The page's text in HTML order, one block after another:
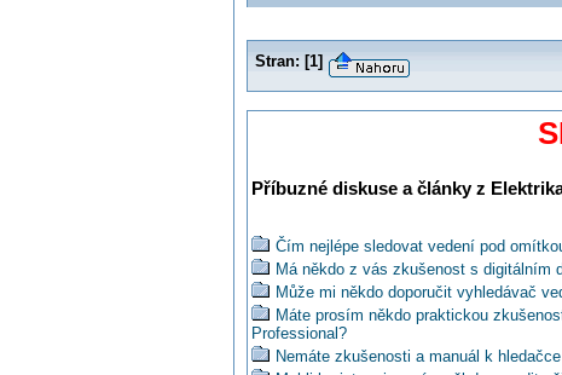
Stran: [1]
Příbuzné diskuse a články z
Čím nejlépe sledovat vedení pod
Má někdo z vás zkušenost s digitálním
Může mi někdo doporučit vyhledávač
Máte prosím někdo praktickou
Professional?
Nemáte zkušenosti a manuál k